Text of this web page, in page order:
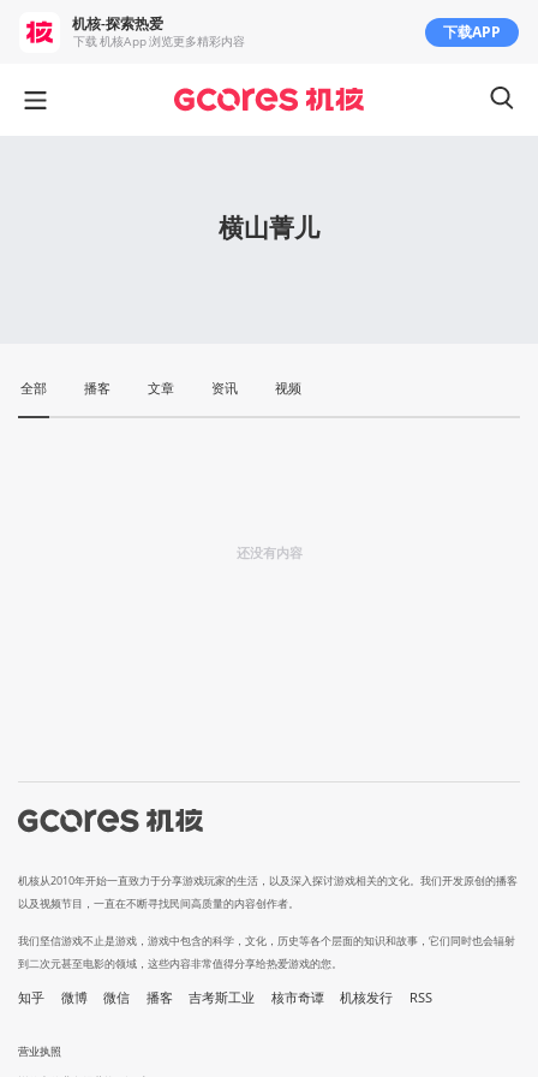
横山菁儿
全部 播客 文章 资讯 视频
还没有内容
机核从2010年开始一直致力于分享游戏玩家的生活，以及深入探讨游戏相关的文化。我们开发原创的播客
以及视频节目，一直在不断寻找民间高质量的内容创作者。
我们坚信游戏不止是游戏，游戏中包含的科学，文化，历史等各个层面的知识和故事，它们同时也会辐射
到二次元甚至电影的领域，这些内容非常值得分享给热爱游戏的您。
知乎 微博 微信 播客 吉考斯工业 核市奇谭 机核发行 RSS
营业执照
机核-探索热爱
下载 机核App 浏览更多精彩内容 下载APP